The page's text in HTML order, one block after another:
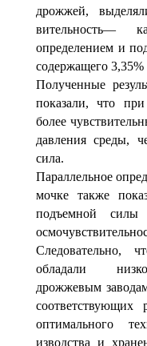
дрожжей,
вительность—
определением и
содержащего 3,35%
Полученные
показа­ли, что
более
давления среды,
сила.
Параллельное
мочке также
подъем­ной силы
Следовательно,
обладали
дрожжевым
оптимального
изводства и